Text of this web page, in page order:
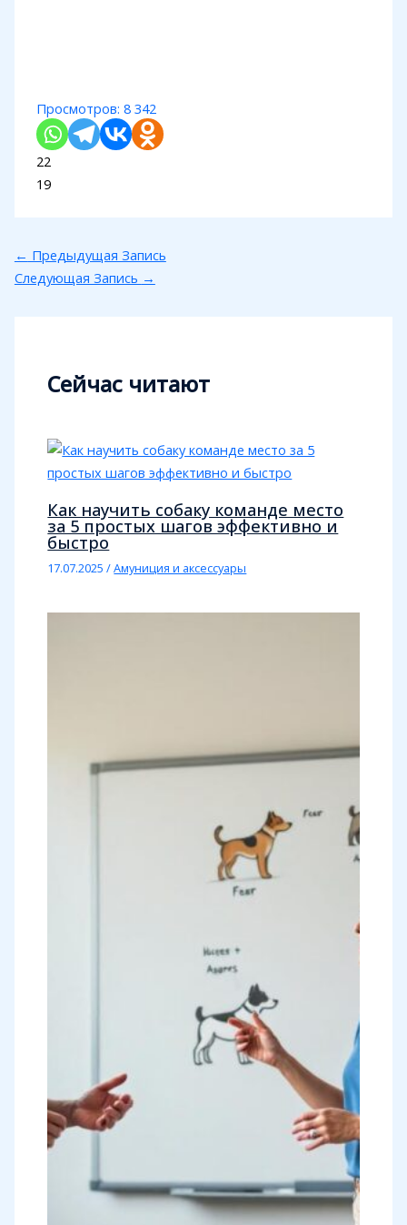
Просмотров: 8 342
22
19
← Предыдущая Запись
Следующая Запись →
Сейчас читают
Как научить собаку команде место
за 5 простых шагов эффективно и
быстро
17.07.2025/Амуниция и аксессуары